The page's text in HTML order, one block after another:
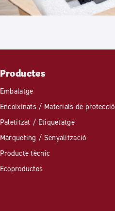
Productes
Embalatge
Encoixinats / Materials de protecció
Paletitzat / Etiquetatge
Màrqueting / Senyalització
Producte tècnic
Ecoproductes